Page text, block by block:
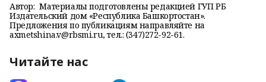
Автор: Материалы подготовлены редакцией ГУП РБ
Издательский дом «Республика Башкортостан».
Предложения по публикациям направляйте на
axmetshina.v@rbsmi.ru, тел.: (347)272-92-61.
Читайте нас